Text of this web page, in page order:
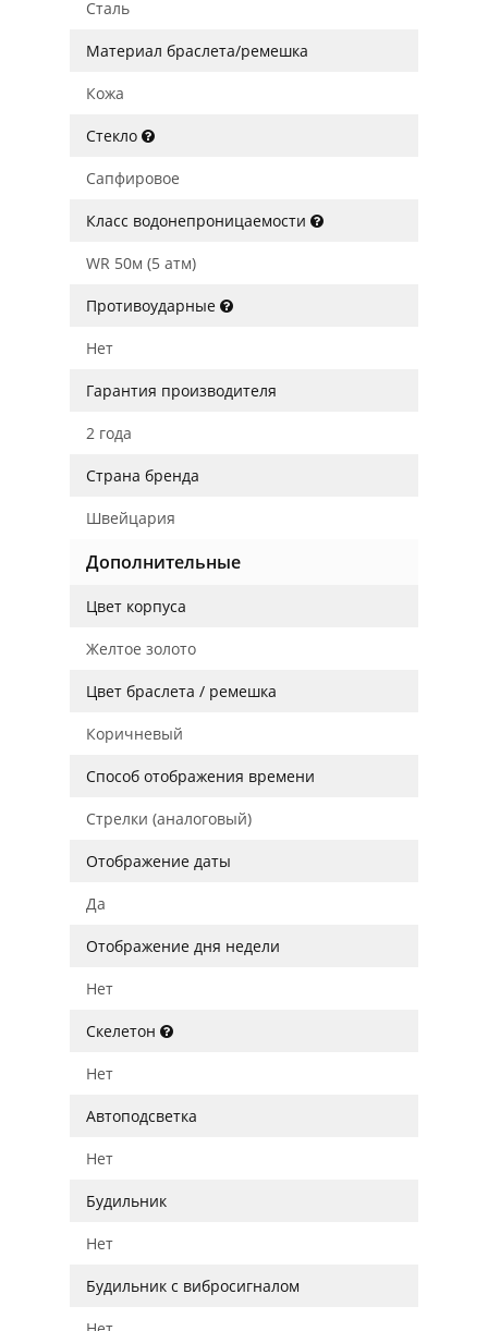
Сталь
Материал браслета/ремешка
Кожа
Стекло
Сапфировое
Класс водонепроницаемости
WR 50м (5 атм)
Противоударные
Нет
Гарантия производителя
2 года
Страна бренда
Швейцария
Дополнительные
Цвет корпуса
Желтое золото
Цвет браслета / ремешка
Коричневый
Способ отображения времени
Стрелки (аналоговый)
Отображение даты
Да
Отображение дня недели
Нет
Скелетон
Нет
Автоподсветка
Нет
Будильник
Нет
Будильник с вибросигналом